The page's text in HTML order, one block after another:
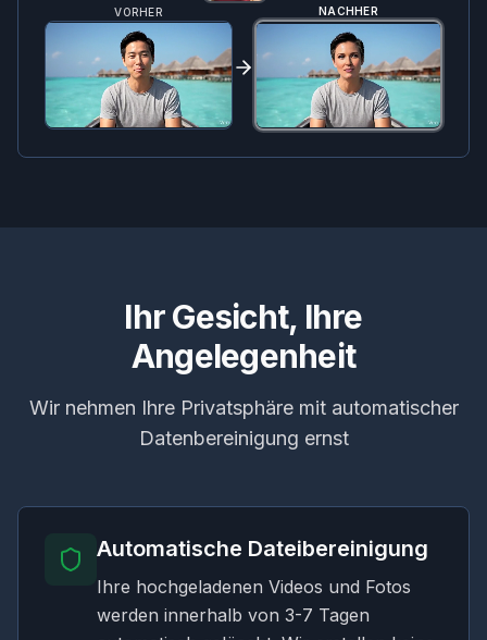
VORHER NACHHER
Ihr Gesicht, Ihre
Angelegenheit
Wir nehmen Ihre Privatsphäre mit automatischer
Datenbereinigung ernst
Automatische Dateibereinigung
Ihre hochgeladenen Videos und Fotos
werden innerhalb von 3-7 Tagen